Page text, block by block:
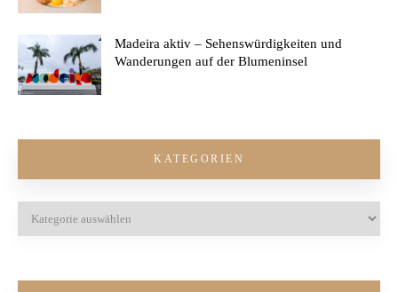
Madeira aktiv – Sehenswürdigkeiten und
Wanderungen auf der Blumeninsel
KATEGORIEN